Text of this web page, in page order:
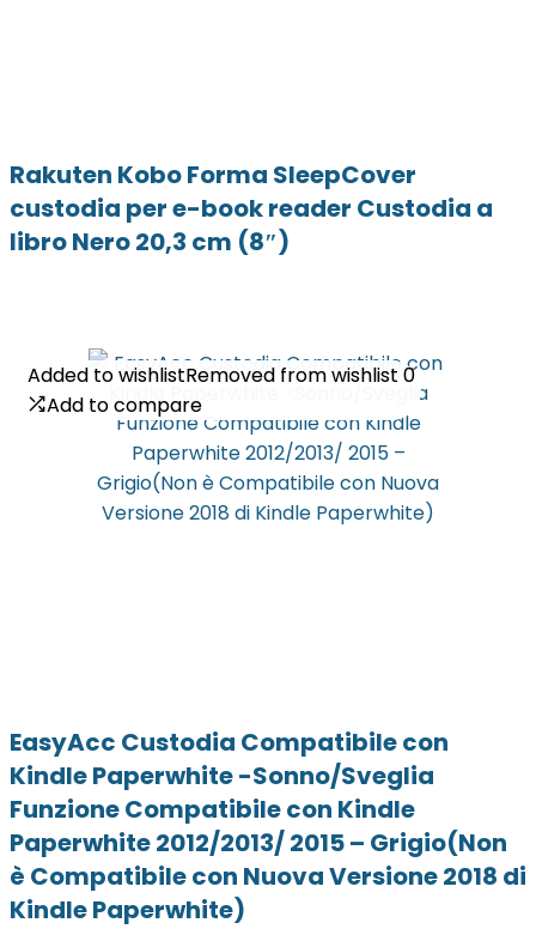
Rakuten Kobo Forma SleepCover
custodia per e-book reader Custodia a
libro Nero 20,3 cm (8″)
Added to wishlistRemoved from wishlist 0
Add to compare
EasyAcc Custodia Compatibile con
Kindle Paperwhite -Sonno/Sveglia
Funzione Compatibile con Kindle
Paperwhite 2012/2013/ 2015 – Grigio(Non
è Compatibile con Nuova Versione 2018 di
Kindle Paperwhite)
Added to wishlistRemoved from wishlist 0
Add to compare